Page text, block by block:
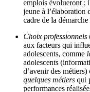
emplois évolueront ;
jeune à l’élaboration
cadre de la
Choix professionnels
aux facteurs qui
adolescents, comme
adolescents
d’avenir des métiers)
quelques métiers qui
performances